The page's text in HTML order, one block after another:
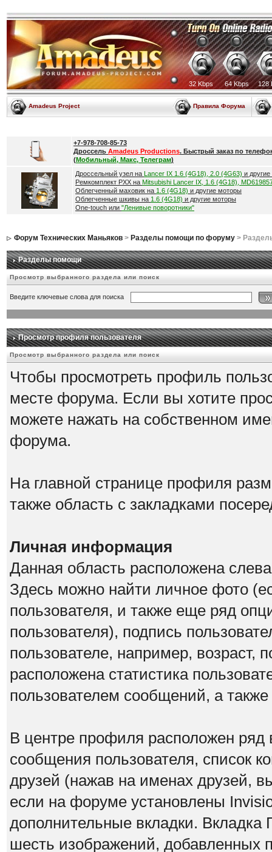
32 Kbps 64 Kbps 128
Amadeus Project Правила Форума
+7-978-708-85-73
Дроссель Amadeus Productions. Быстрый заказ по
(Мобильный, Макс, Телеграм)
Дроссельный узел на Lancer IX 1.6 (4G18), 2.0 (4G63) и
Ремкомплект РХХ на Mitsubishi Lancer IX, 1.6 (4G18),
Облегченный маховик на 1.6 (4G18) и другие моторы
Облегченные шкивы на 1.6 (4G18) и другие моторы
One-touch или "Ленивые поворотники"
Форум Технических Маньяков> Разделы помощи по форуму>
Разделы помощи
Просмотр выбранного раздела или поиск
Введите ключевые слова для поиска
Просмотр профиля пользователя
Просмотр выбранного раздела или поиск
Чтобы просмотреть профиль
месте форума. Если вы хотите
можете нажать на собственном
форума.
На главной странице профиля
также область с закладками
Личная информация
Данная область расположена
Здесь можно найти личное фото
пользователя, и также еще ряд
пользователя), подпись
пользователе, например, возраст,
расположена статистика
пользователем сообщений, а
В центре профиля расположен ряд
сообщения пользователя, список
друзей (нажав на именах друзей,
если на форуме установлены
дополнительные вкладки. Вкладка
шесть изображений, добавленных